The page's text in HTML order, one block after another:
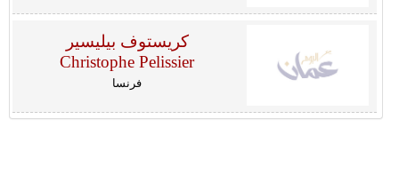
كريستوف بيليسير
Christophe Pelissier
فرنسا